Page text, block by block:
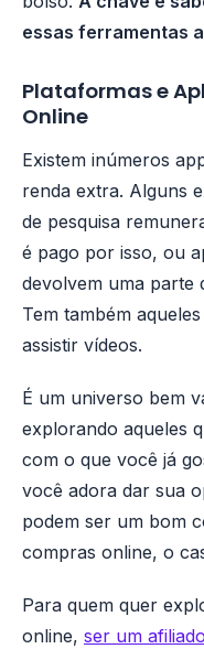
essas ferramentas
Plataformas e
Online
Existem inúmeros
renda extra. Alguns
de pesquisa
é pago por isso, ou
devolvem uma parte
Tem também
assistir vídeos.
É um universo bem
explorando aqueles
com o que você já
você adora dar sua
podem ser um bom
compras online, o
Para quem quer
online, ser um